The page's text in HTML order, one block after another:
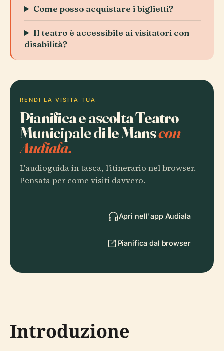
Come posso acquistare i biglietti?
Il teatro è accessibile ai visitatori con
disabilità?
RENDI LA VISITA TUA
Pianifica e ascolta Teatro
Municipale di le Manscon
Audiala.
L'audioguida in tasca, l'itinerario nel browser.
Pensata per come visiti davvero.
Apri nell'app Audiala
Pianifica dal browser
Introduzione